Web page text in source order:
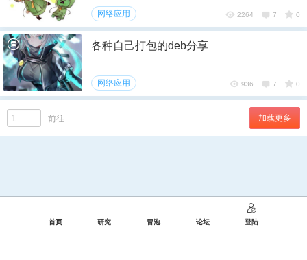
网络应用 2264 7 0
各种自己打包的deb分享
网络应用 936 7 0
前往 加载更多
首页 研究 冒泡 论坛 登陆